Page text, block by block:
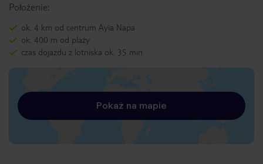
Położenie:
ok. 4 km od centrum Ayia Napa
ok. 400 m od plaży
czas dojazdu z lotniska ok. 35 min
Pokaż na mapie